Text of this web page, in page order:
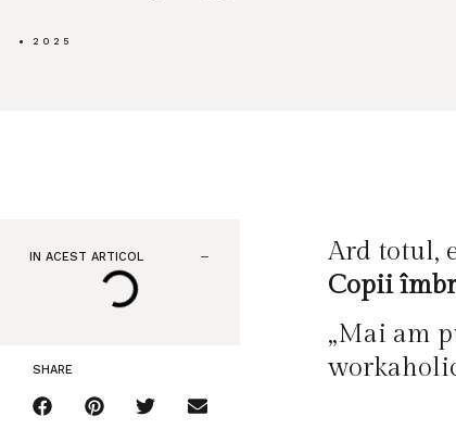
2025
IN ACEST ARTICOL
SHARE
Ard totul,
Copii
„Mai am